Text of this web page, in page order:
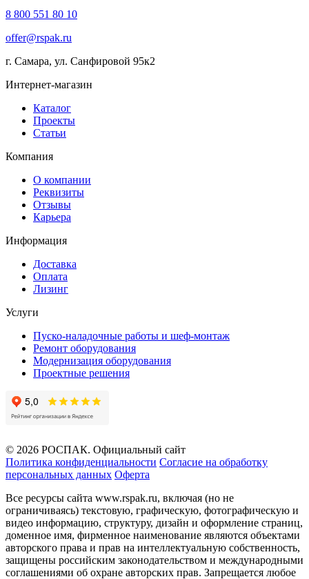
8 800 551 80 10
offer@rspak.ru
г. Самара, ул. Санфировой 95к2
Интернет-магазин
Каталог
Проекты
Статьи
Компания
О компании
Реквизиты
Отзывы
Карьера
Информация
Доставка
Оплата
Лизинг
Услуги
Пуско-наладочные работы и шеф-монтаж
Ремонт оборудования
Модернизация оборудования
Проектные решения
© 2026 РОСПАК. Официальный сайт
Политика конфиденциальности Согласие на обработку
персональных данных Оферта
Все ресурсы сайта www.rspak.ru, включая (но не
ограничиваясь) текстовую, графическую, фотографическую и
видео информацию, структуру, дизайн и оформление страниц,
доменное имя, фирменное наименование являются объектами
авторского права и прав на интеллектуальную собственность,
защищены российским законодательством и международными
соглашениями об охране авторских прав. Запрещается любое